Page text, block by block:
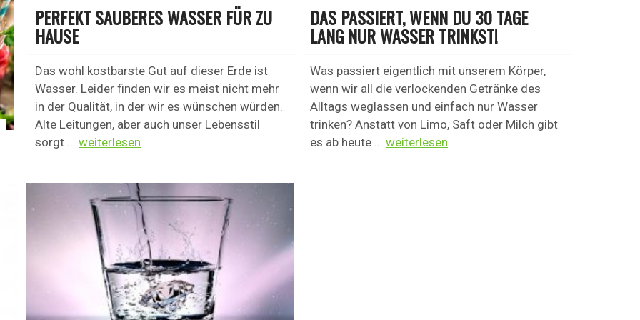
PERFEKT SAUBERES WASSER FÜR ZU
HAUSE
Das wohl kostbarste Gut auf dieser Erde ist
Wasser. Leider finden wir es meist nicht mehr
in der Qualität, in der wir es wünschen würden.
Alte Leitungen, aber auch unser Lebensstil
sorgt ... weiterlesen
DAS PASSIERT, WENN DU 30 TAGE
LANG NUR WASSER TRINKST!
Was passiert eigentlich mit unserem Körper,
wenn wir all die verlockenden Getränke des
Alltags weglassen und einfach nur Wasser
trinken? Anstatt von Limo, Saft oder Milch gibt
es ab heute ... weiterlesen